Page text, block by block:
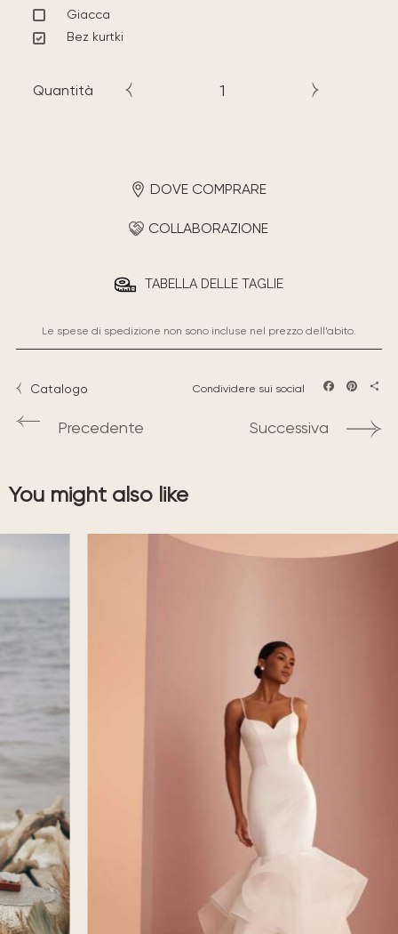
Giacca
Bez kurtki
Quantità
DOVE COMPRARE
COLLABORAZIONE
TABELLA DELLE TAGLIE
Le spese di spedizione non sono incluse nel prezzo dell’abito.
Catalogo Condividere sui social
Precedente Successiva
You might also like